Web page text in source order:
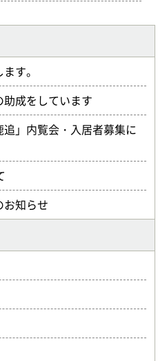
す。
成をしています
」内覧会・入居者募集に
知らせ